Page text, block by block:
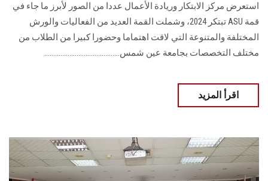
استعرض مركز الابتكار وريادة الأعمال عددا من الصور لأبرز ما جاء في
قمة‎ ASU ‎تبتكر ‏‏2024‏‎، وشملت القمة العديد من الفعاليات والورش
المختلفة والمتنوعة التي لاقت اهتماما وحضورا كبيرا ‏من الطلاب من
مختلف التخصصات بجامعة عين شمس..........................................
اقرأ المزيد